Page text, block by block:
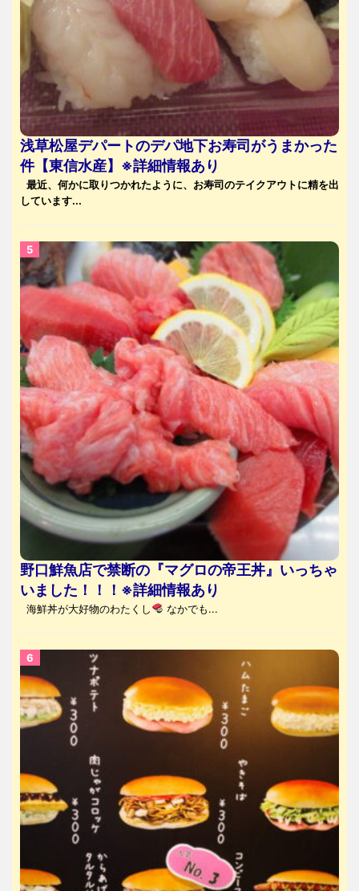
浅草松屋デパートのデパ地下お寿司がうまかった
件【東信水産】※詳細情報あり
最近、何かに取りつかれたように、お寿司のテイクアウトに精を出
しています...
野口鮮魚店で禁断の『マグロの帝王丼』いっちゃ
いました！！！※詳細情報あり
海鮮丼が大好物のわたくし なかでも...